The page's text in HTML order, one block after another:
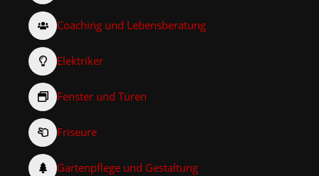
Coaching und Lebensberatung
Elektriker
Fenster und Türen
Friseure
Gartenpflege und Gestaltung